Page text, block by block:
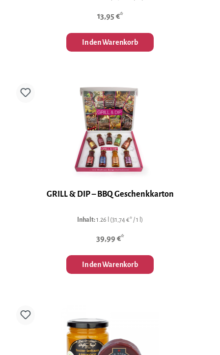
13,95 €*
In den Warenkorb
GRILL & DIP – BBQ Geschenkkarton
Inhalt:1.26 l (31,74 €* / 1 l)
39,99 €*
In den Warenkorb